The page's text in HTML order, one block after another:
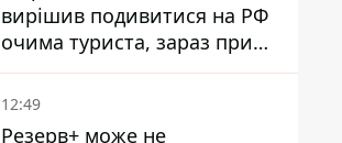
вирішив подивитися на РФ
очима туриста, зараз при
смерті у вʼязниці, де його
катували та робили інʼєкції
12:49
Резерв+ може не